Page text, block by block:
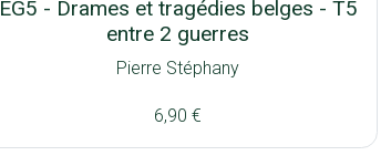
EG5 - Drames et tragédies belges - T5
entre 2 guerres
Pierre Stéphany
6,90 €